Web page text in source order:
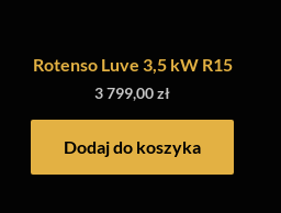
Rotenso Luve 3,5 kW R15
3 799,00zł
Dodaj do koszyka